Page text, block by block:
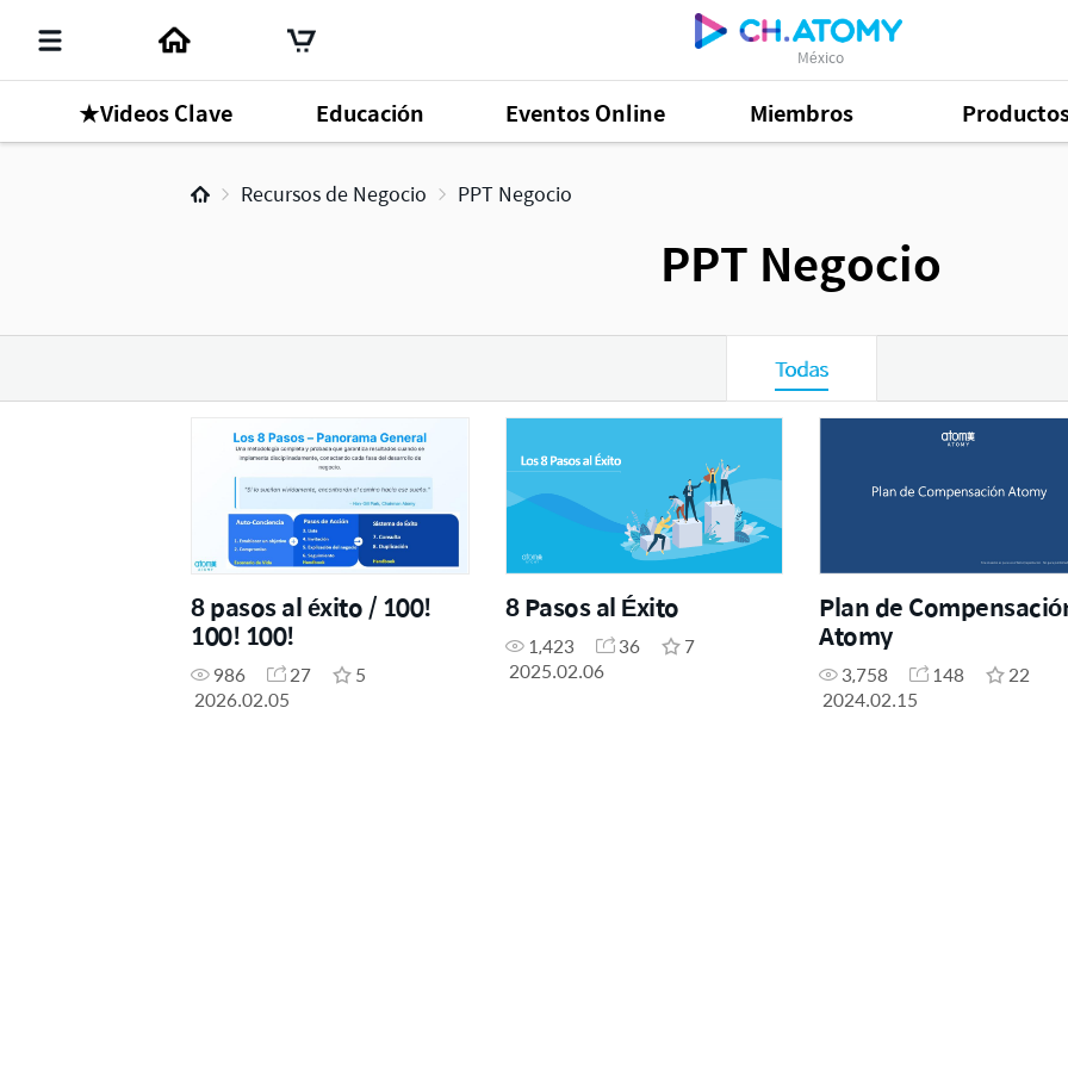
México
★Videos Clave Educación Eventos Online Miembros
Recursos de Negocio PPT Negocio
PPT Negocio
Todas
8 pasos al éxito / 100!
100! 100!
986 27
5
2026.02.05
8 Pasos al Éxito
1,423 36
7
2025.02.06
Plan de
Atomy
3,758 148
22
2024.02.15